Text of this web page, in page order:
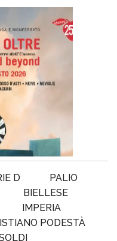
D
PALIO
BIELLESE
IMPERIA
PODESTÀ